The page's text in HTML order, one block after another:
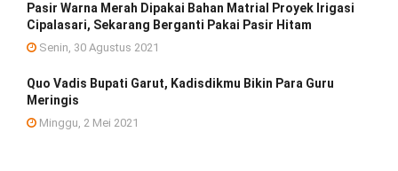
Pasir Warna Merah Dipakai Bahan Matrial Proyek Irigasi
Cipalasari, Sekarang Berganti Pakai Pasir Hitam
Senin, 30 Agustus 2021
Quo Vadis Bupati Garut, Kadisdikmu Bikin Para Guru
Meringis
Minggu, 2 Mei 2021